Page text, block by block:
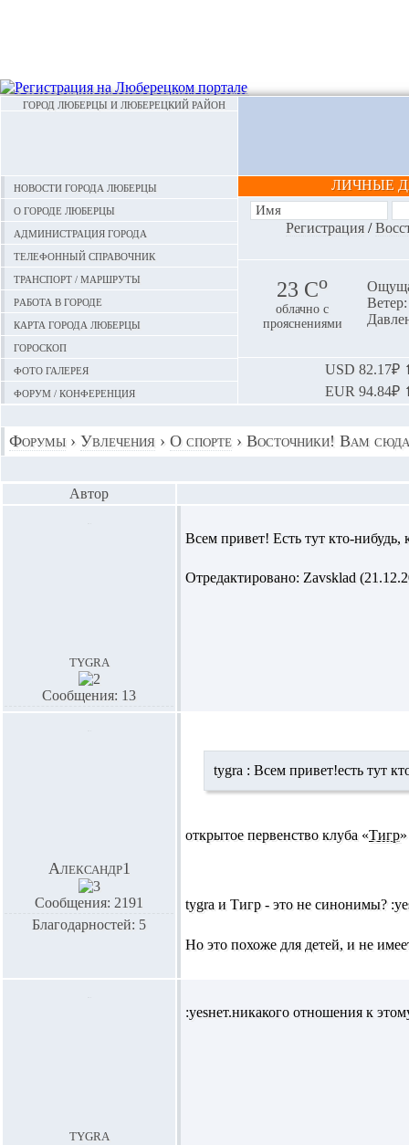
ГОРОД ЛЮБЕРЦЫ И ЛЮБЕРЕЦКИЙ РАЙОН
Новости города Люберцы
О городе Люберцы
Администрация города
Телефонный справочник
Транспорт / маршруты
Работа в городе
Карта города Люберцы
Гороскоп
Фото галерея
Форум / конференция
ЛИЧНЫЕ
Регистрация/
23 Сo
облачно с
прояснениями
USD 82.17₽
EUR 94.84₽
Форумы › Увлечения › О спорте › Восточники! Вам
Автор
tygra
Сообщения: 13
Всем привет! Есть тут кто-нибудь,
Отредактировано: Zavsklad
Александр1
Сообщения: 2191
Благодарностей: 5
tygra : Всем привет!есть тут
открытое первенство клуба «Тигр
tygra и Тигр - это не синонимы?
Но это похоже для детей, и не
tygra
:yesнет.никакого отношения к